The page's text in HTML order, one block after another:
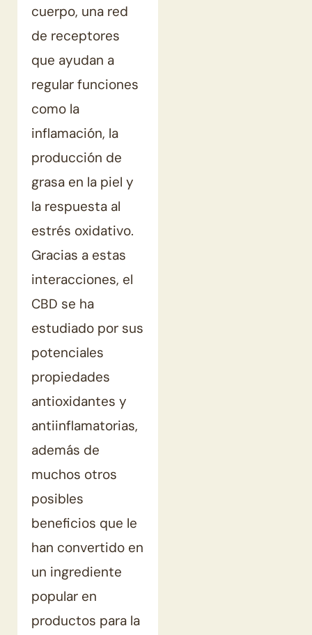
cuerpo, una red
de receptores
que ayudan a
regular funciones
como la
inflamación, la
producción de
grasa en la piel y
la respuesta al
estrés oxidativo.
Gracias a estas
interacciones, el
CBD se ha
estudiado por sus
potenciales
propiedades
antioxidantes y
antiinflamatorias,
además de
muchos otros
posibles
beneficios que le
han convertido en
un ingrediente
popular en
productos para la